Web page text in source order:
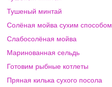
Тушеный минтай
Солёная мойва сухим способом
Слабосолёная мойва
Маринованная сельдь
Готовим рыбные котлеты
Пряная килька сухого посола